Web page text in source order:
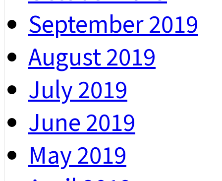
September 2019
August 2019
July 2019
June 2019
May 2019